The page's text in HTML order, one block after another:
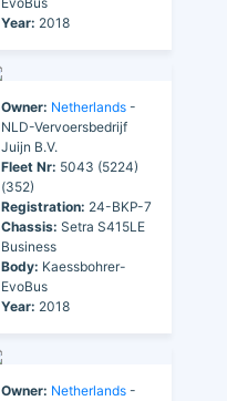
Year: 2018
Owner: Netherlands -
NLD-Vervoersbedrijf
Juijn B.V.
Fleet Nr: 5043 (5224)
(352)
Registration: 24-BKP-7
Chassis: Setra S415LE
Business
Body: Kaessbohrer-
EvoBus
Year: 2018
Owner: Netherlands -